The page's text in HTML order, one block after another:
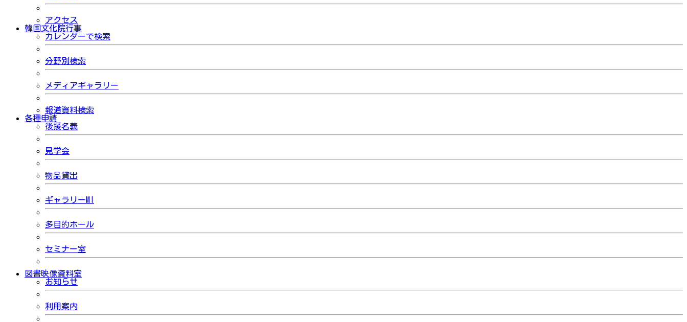
アクセス
韓国文化院行事
カレンダーで検索
分野別検索
メディアギャラリー
報道資料検索
各種申請
後援名義
見学会
物品貸出
ギャラリーMI
多目的ホール
セミナー室
図書映像資料室
お知らせ
利用案内